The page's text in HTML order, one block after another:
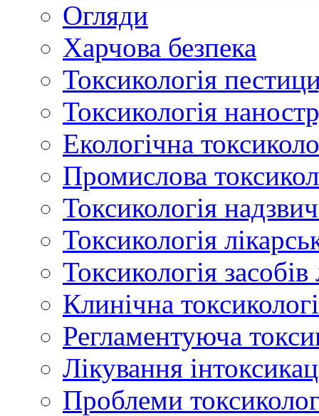
Огляди
Харчова безпека
Токсикологія
Токсикологія
Екологічна
Промислова
Токсикологія
Токсикологія
Токсикологія
Клинічна
Регламентуюча
Лікування
Проблеми